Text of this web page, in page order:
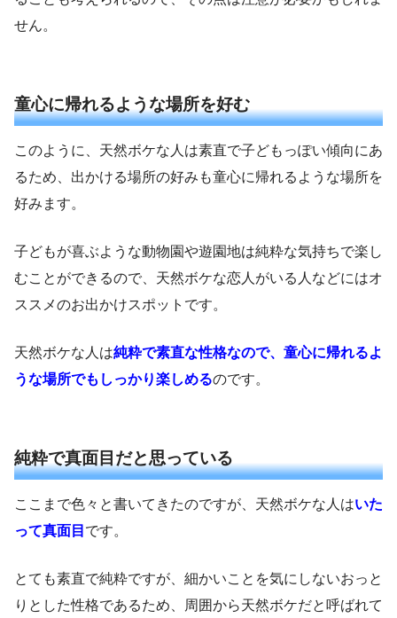
せん。
童心に帰れるような場所を好む
このように、天然ボケな人は素直で子どもっぽい傾向にあ
るため、出かける場所の好みも童心に帰れるような場所を
好みます。
子どもが喜ぶような動物園や遊園地は純粋な気持ちで楽し
むことができるので、天然ボケな恋人がいる人などにはオ
ススメのお出かけスポットです。
天然ボケな人は純粋で素直な性格なので、童心に帰れるよ
うな場所でもしっかり楽しめるのです。
純粋で真面目だと思っている
ここまで色々と書いてきたのですが、天然ボケな人はいた
って真面目 です。
とても素直で純粋ですが、細かいことを気にしないおっと
りとした性格であるため、周囲から天然ボケだと呼ばれて